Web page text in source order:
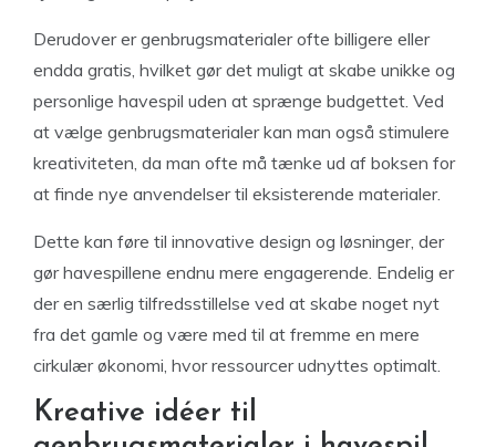
Derudover er genbrugsmaterialer ofte billigere eller
endda gratis, hvilket gør det muligt at skabe unikke og
personlige havespil uden at sprænge budgettet. Ved
at vælge genbrugsmaterialer kan man også stimulere
kreativiteten, da man ofte må tænke ud af boksen for
at finde nye anvendelser til eksisterende materialer.
Dette kan føre til innovative design og løsninger, der
gør havespillene endnu mere engagerende. Endelig er
der en særlig tilfredsstillelse ved at skabe noget nyt
fra det gamle og være med til at fremme en mere
cirkulær økonomi, hvor ressourcer udnyttes optimalt.
Kreative idéer til